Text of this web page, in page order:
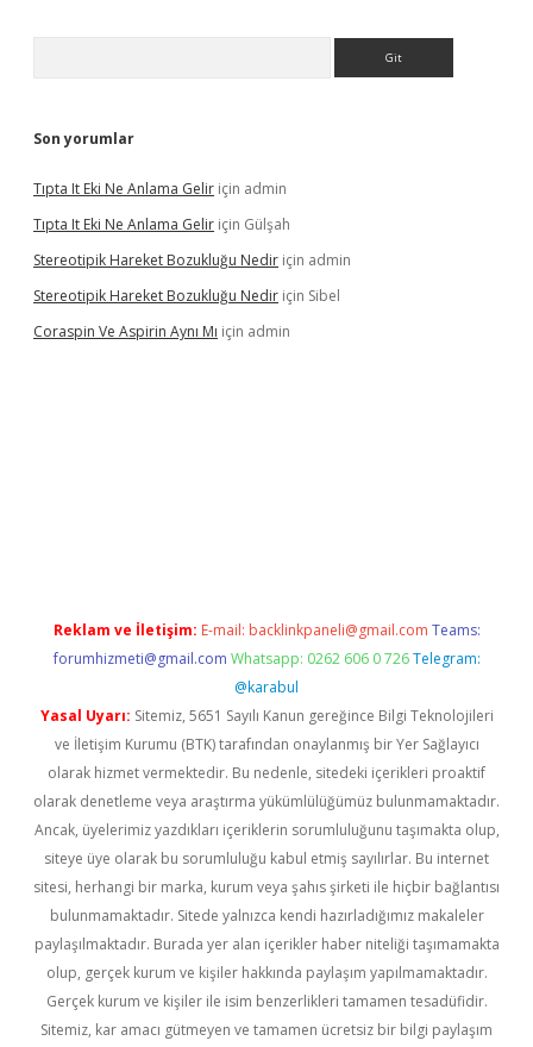
Son yorumlar
Tıpta It Eki Ne Anlama Gelir için admin
Tıpta It Eki Ne Anlama Gelir için Gülşah
Stereotipik Hareket Bozukluğu Nedir için admin
Stereotipik Hareket Bozukluğu Nedir için Sibel
Coraspin Ve Aspirin Aynı Mı için admin
Reklam ve İletişim: E-mail: backlinkpaneli@gmail.com Teams:
forumhizmeti@gmail.com Whatsapp: 0262 606 0 726 Telegram:
@karabul
Yasal Uyarı: Sitemiz, 5651 Sayılı Kanun gereğince Bilgi Teknolojileri
ve İletişim Kurumu (BTK) tarafından onaylanmış bir Yer Sağlayıcı
olarak hizmet vermektedir. Bu nedenle, sitedeki içerikleri proaktif
olarak denetleme veya araştırma yükümlülüğümüz bulunmamaktadır.
Ancak, üyelerimiz yazdıkları içeriklerin sorumluluğunu taşımakta olup,
siteye üye olarak bu sorumluluğu kabul etmiş sayılırlar. Bu internet
sitesi, herhangi bir marka, kurum veya şahıs şirketi ile hiçbir bağlantısı
bulunmamaktadır. Sitede yalnızca kendi hazırladığımız makaleler
paylaşılmaktadır. Burada yer alan içerikler haber niteliği taşımamakta
olup, gerçek kurum ve kişiler hakkında paylaşım yapılmamaktadır.
Gerçek kurum ve kişiler ile isim benzerlikleri tamamen tesadüfidir.
Sitemiz, kar amacı gütmeyen ve tamamen ücretsiz bir bilgi paylaşım